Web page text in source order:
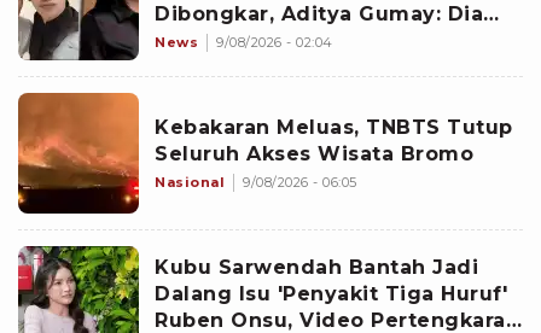
Dibongkar, Aditya Gumay: Dia
Pemegang Kartu
News 9/08/2026 - 02:04
Kebakaran Meluas, TNBTS Tutup
Seluruh Akses Wisata Bromo
Nasional 9/08/2026 - 06:05
Kubu Sarwendah Bantah Jadi
Dalang Isu 'Penyakit Tiga Huruf'
Ruben Onsu, Video Pertengkaran